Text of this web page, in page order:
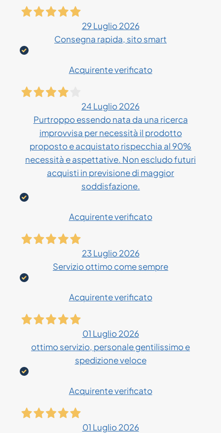
29 Luglio 2026
Consegna rapida, sito smart
Acquirente verificato
24 Luglio 2026
Purtroppo essendo nata da una ricerca
improvvisa per necessità il prodotto
proposto e acquistato rispecchia al 90%
necessità e aspettative. Non escludo futuri
acquisti in previsione di maggior
soddisfazione.
Acquirente verificato
23 Luglio 2026
Servizio ottimo come sempre
Acquirente verificato
01 Luglio 2026
ottimo servizio, personale gentilissimo e
spedizione veloce
Acquirente verificato
01 Luglio 2026